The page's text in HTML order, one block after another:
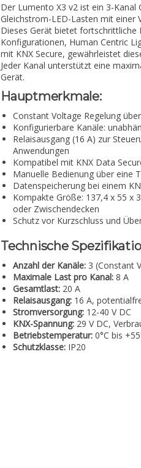
Der Lumento X3 v2 ist ein 3-
Gleichstrom-LED-Lasten mit einer
Dieses Gerät bietet fortschrittliche
Konfigurationen, Human Centric
mit KNX Secure, gewährleistet
Jeder Kanal unterstützt eine
Gerät.
Hauptmerkmale:
Constant Voltage Regelung
Konfigurierbare Kanäle:
Relaisausgang (16 A) zur
Anwendungen
Kompatibel mit KNX Data
Manuelle Bedienung über eine
Datenspeicherung bei einem
Kompakte Größe: 137,4 x 55 x
oder Zwischendecken
Schutz vor Kurzschluss und
Technische
Anzahl der Kanäle: 3 (Constant
Maximale Last pro Kanal: 8 A
Gesamtlast: 20 A
Relaisausgang: 16 A,
Stromversorgung: 12-40 V DC
KNX-Spannung: 29 V DC,
Betriebstemperatur: 0°C bis
Schutzklasse: IP20